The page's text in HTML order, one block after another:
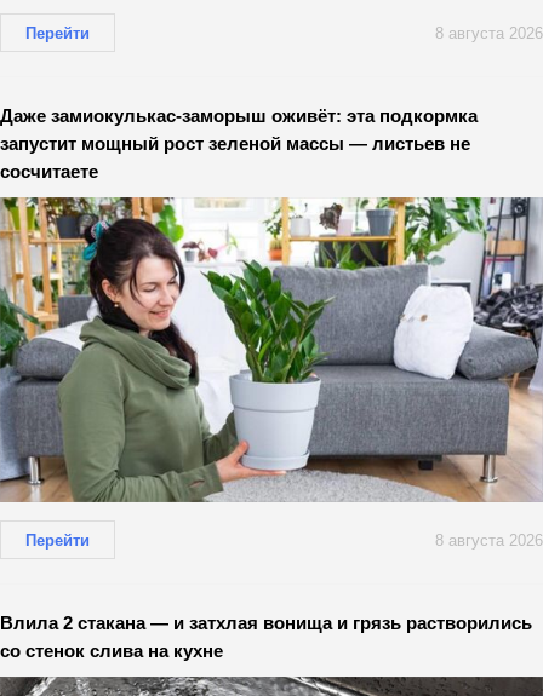
Перейти 8 августа 2026
Даже замиокулькас-заморыш оживёт: эта подкормка
запустит мощный рост зеленой массы — листьев не
сосчитаете
Перейти 8 августа 2026
Влила 2 стакана — и затхлая вонища и грязь растворились
со стенок слива на кухне